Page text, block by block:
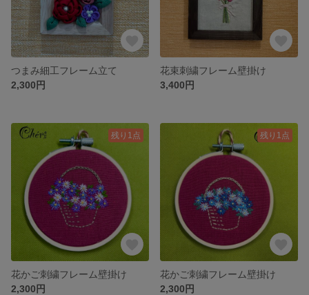
つまみ細工フレーム立て
2,300円
花束刺繍フレーム壁掛け
3,400円
残り1点
花かご刺繍フレーム壁掛け
2,300円
残り1点
花かご刺繍フレーム壁掛け
2,300円